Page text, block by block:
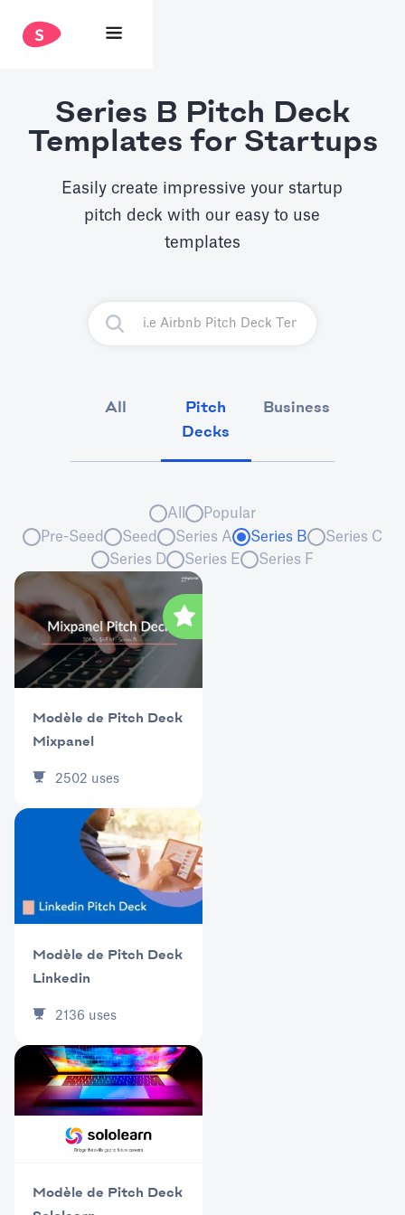
Series B Pitch Deck
Templates for Startups
Easily create impressive your startup
pitch deck with our easy to use
templates
All
Pitch
Decks
Business
All
Popular
Pre-Seed
Seed Series A Series B
Series C
Series D
Series E Series F
Modèle de Pitch Deck
Mixpanel
2502 uses
Modèle de Pitch Deck
Linkedin
2136 uses
Modèle de Pitch Deck